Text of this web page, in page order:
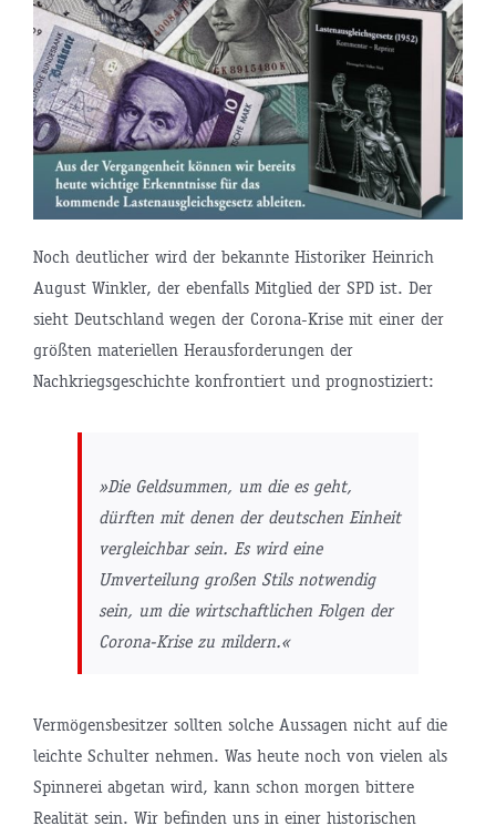
Noch deutlicher wird der bekannte Historiker Heinrich
August Winkler, der ebenfalls Mitglied der SPD ist. Der
sieht Deutschland wegen der Corona-Krise mit einer der
größten materiellen Herausforderungen der
Nachkriegsgeschichte konfrontiert und prognostiziert:
»Die Geldsummen, um die es geht,
dürften mit denen der deutschen Einheit
vergleichbar sein. Es wird eine
Umverteilung großen Stils notwendig
sein, um die wirtschaftlichen Folgen der
Corona-Krise zu mildern.«
Vermögensbesitzer sollten solche Aussagen nicht auf die
leichte Schulter nehmen. Was heute noch von vielen als
Spinnerei abgetan wird, kann schon morgen bittere
Realität sein. Wir befinden uns in einer historischen